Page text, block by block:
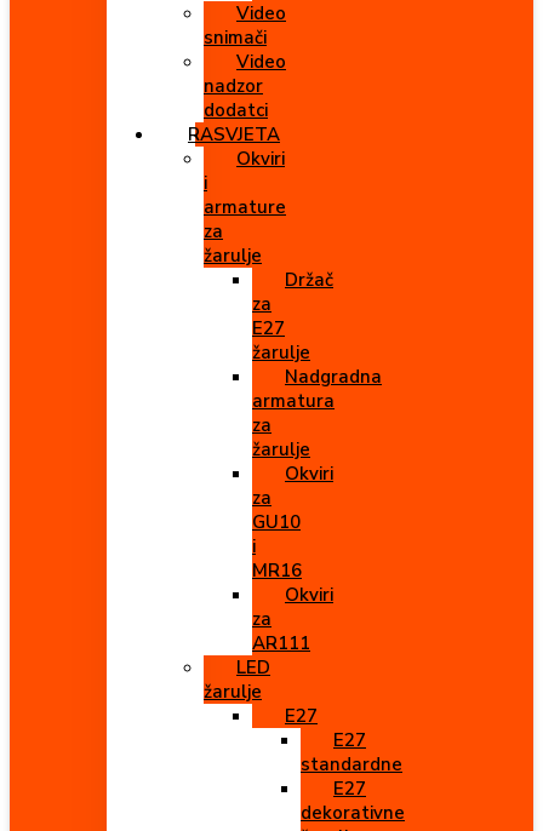
Video
snimači
Video
nadzor
dodatci
RASVJETA
Okviri
i
armature
za
žarulje
Držač
za
E27
žarulje
Nadgradna
armatura
za
žarulje
Okviri
za
GU10
i
MR16
Okviri
za
AR111
LED
žarulje
E27
E27
standardne
E27
dekorativne